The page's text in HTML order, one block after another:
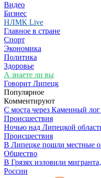
Видео
Бизнес
НЛМК Live
Главное в стране
Спорт
Экономика
Политика
Здоровье
А знаете ли вы
Говорит Липецк
Популярное
Комментируют
С моста через Каменный
Происшествия
Ночью над Липецкой
Происшествия
В Липецке пошли местные
Общество
В Грязях изловили
России